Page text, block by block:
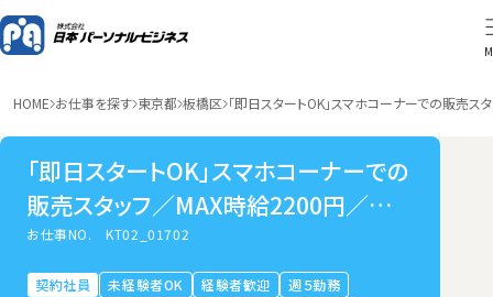
HOME お仕事を探す 東京都 板橋区 「即日スタートOK」スマホコーナーでの販売
「即日スタートOK」スマホコーナーでの
販売スタッフ／MAX時給2200円／地
下鉄成増
お仕事NO.KT02_01702
契約社員 未経験者OK 経験者歓迎
週５勤務